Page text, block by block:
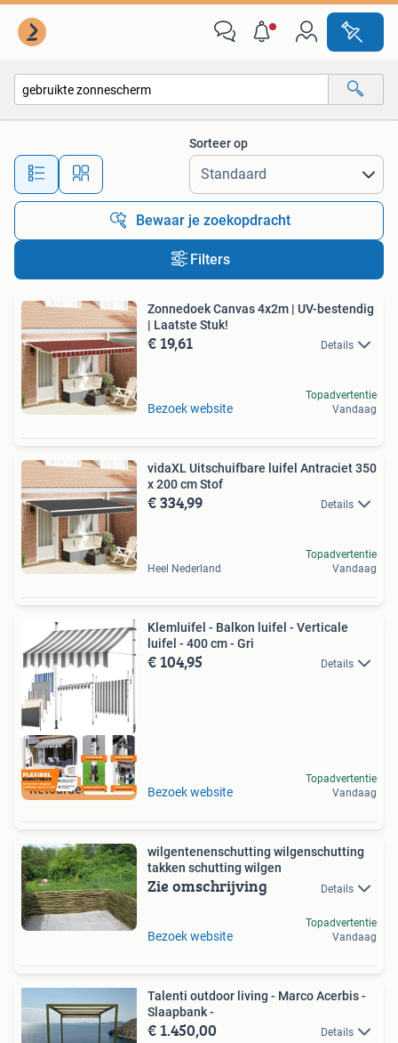
Alle afstanden…
Sorteer op
Bewaar je zoekopdracht
Filters
Zonnedoek Canvas 4x2m | UV-bestendig
| Laatste Stuk!
€ 19,61 Details
Bezoek website
Topadvertentie
Vandaag
vidaXL Uitschuifbare luifel Antraciet 350
x 200 cm Stof
€ 334,99 Details
Heel Nederland
Topadvertentie
Vandaag
Retourdeal Korting
Klemluifel - Balkon luifel - Verticale
luifel - 400 cm - Gri
€ 104,95 Details
Bezoek website
Topadvertentie
Vandaag
wilgentenenschutting wilgenschutting
takken schutting wilgen
Zie omschrijving Details
Bezoek website
Topadvertentie
Vandaag
Talenti outdoor living - Marco Acerbis -
Slaapbank -
€ 1.450,00 Details